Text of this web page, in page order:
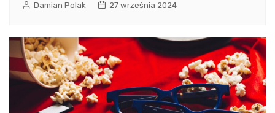
Damian Polak 27 września 2024